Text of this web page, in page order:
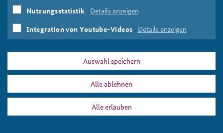
PRESSE DATENSCHUTZ IMPRESSUM FAQ
KS20 Drucken
Nutzungsstatistik Details anzeigen
Integration von Youtube-Videos Details anzeigen
Auswahl speichern
Alle ablehnen
Alle erlauben